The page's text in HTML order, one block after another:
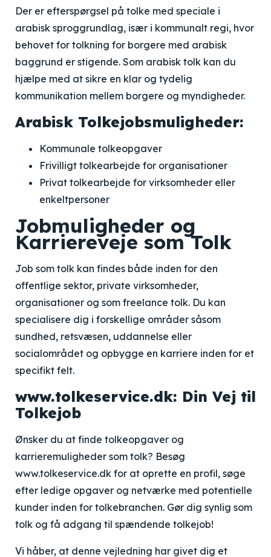
Der er efterspørgsel på tolke med speciale i
arabisk sproggrundlag, især i kommunalt regi, hvor
behovet for tolkning for borgere med arabisk
baggrund er stigende. Som arabisk tolk kan du
hjælpe med at sikre en klar og tydelig
kommunikation mellem borgere og myndigheder.
Arabisk Tolkejobsmuligheder:
Kommunale tolkeopgaver
Frivilligt tolkearbejde for organisationer
Privat tolkearbejde for virksomheder eller
enkeltpersoner
Jobmuligheder og
Karriereveje som Tolk
Job som tolk kan findes både inden for den
offentlige sektor, private virksomheder,
organisationer og som freelance tolk. Du kan
specialisere dig i forskellige områder såsom
sundhed, retsvæsen, uddannelse eller
socialområdet og opbygge en karriere inden for et
specifikt felt.
www.tolkeservice.dk: Din Vej til
Tolkejob
Ønsker du at finde tolkeopgaver og
karrieremuligheder som tolk? Besøg
www.tolkeservice.dk for at oprette en profil, søge
efter ledige opgaver og netværke med potentielle
kunder inden for tolkebranchen. Gør dig synlig som
tolk og få adgang til spændende tolkejob!
Vi håber, at denne vejledning har givet dig et